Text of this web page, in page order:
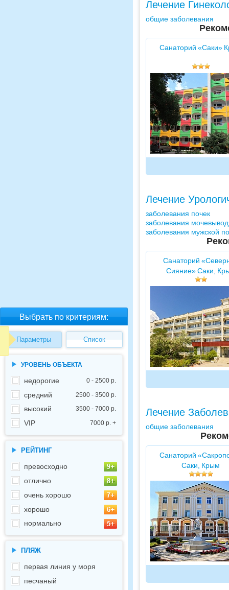
Выбрать по критериям:
Параметры Список
УРОВЕНЬ ОБЪЕКТА
недорогие 0 - 2500 р.
средний 2500 - 3500 р.
высокий 3500 - 7000 р.
VIP 7000 р. +
РЕЙТИНГ
превосходно
отлично
очень хорошо
хорошо
нормально
ПЛЯЖ
первая линия у моря
песчаный
Лечение
общие заболевания
Санаторий «Саки»
Лечение
заболевания почек
заболевания
заболевания мужской
Санаторий
Сияние» Саки,
Лечение
общие заболевания
Санаторий
Саки, Крым